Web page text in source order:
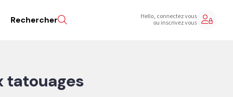
Rechercher Hello, connectez vous
ou inscrivez vous
tatouages